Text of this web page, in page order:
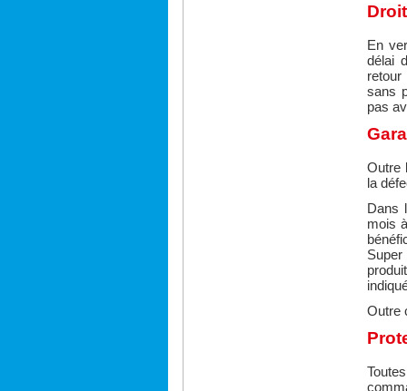
En
délai
sans
pas
Outre
la
Dans
mois
Outre